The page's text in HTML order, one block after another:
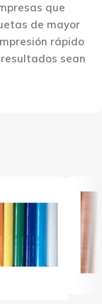
que
de mayor
rápido
sean